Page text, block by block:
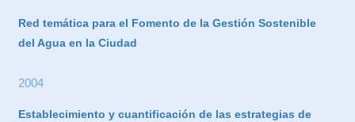
Red temática para el Fomento de la Gestión Sostenible
del Agua en la Ciudad
2004
Establecimiento y cuantificación de las estrategias de